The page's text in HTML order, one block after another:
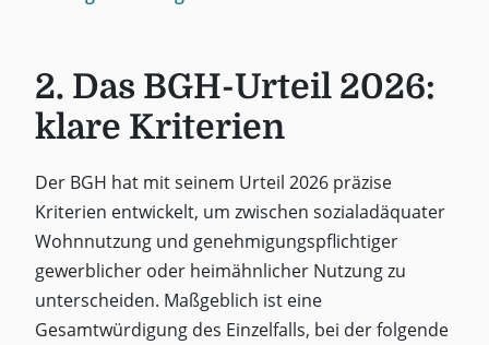
2. Das BGH-Urteil 2026:
klare Kriterien
Der BGH hat mit seinem Urteil 2026 präzise
Kriterien entwickelt, um zwischen sozialadäquater
Wohnnutzung und genehmigungspflichtiger
gewerblicher oder heimähnlicher Nutzung zu
unterscheiden. Maßgeblich ist eine
Gesamtwürdigung des Einzelfalls, bei der folgende